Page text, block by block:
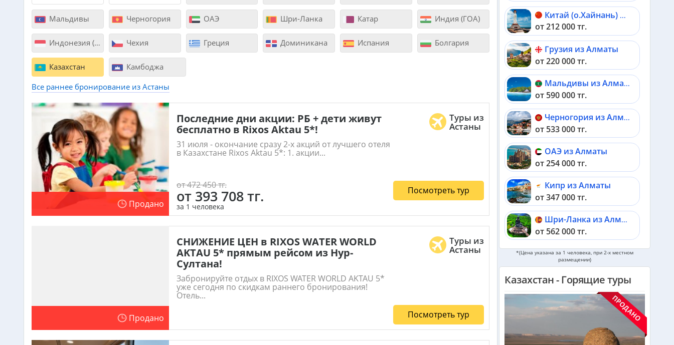
Мальдивы Черногория ОАЭ Шри-Ланка Катар Индия (ГОА)
Индонезия (Бали) Чехия Греция Доминикана Испания Болгария
Казахстан
Камбоджа
Все раннее бронирование из Астаны
Продано
Последние дни акции: РБ + дети живут
бесплатно в Rixos Aktau 5*!
31 июля - окончание сразу 2-х акций от лучшего отеля
в Казахстане Rixos Aktau 5*: 1. акции...
Туры из
Астаны
от 472 450 тг.
от 393 708 тг.
за 1 человека
Посмотреть тур
Продано
СНИЖЕНИЕ ЦЕН в RIXOS WATER WORLD
AKTAU 5* прямым рейсом из Нур-
Султана!
Забронируйте отдых в RIXOS WATER WORLD AKTAU 5*
уже сегодня по скидкам раннего бронирования!
Отель...
Туры из
Астаны
Посмотреть тур
Китай (о.Хайнань) из Алматы
от 212 000 тг.
Грузия из Алматы
от 220 000 тг.
Мальдивы из Алматы
от 590 000 тг.
Черногория из Алматы
от 533 000 тг.
ОАЭ из Алматы
от 254 000 тг.
Кипр из Алматы
от 347 000 тг.
Шри-Ланка из Алматы
от 562 000 тг.
Катар из Алматы
от 337 000 тг.
от 742 000 тг.
от 385 000 тг.
*(Цена указана за 1 человека, при 2-х местном
размещении)
Казахстан - Горящие туры